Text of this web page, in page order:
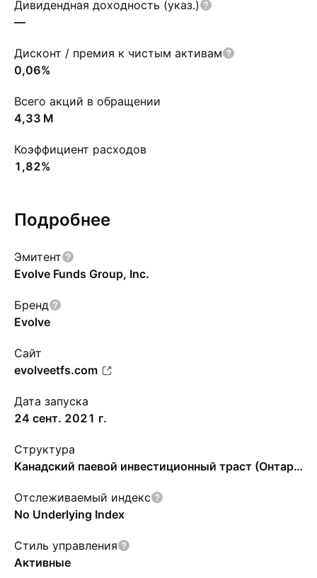
Дивидендная доходность (указ.)
—
Дисконт / премия к чистым активам
0,06%
Всего акций в обращении
‪4,33 M‬
Коэффициент расходов
1,82%
Подробнее
Эмитент
Evolve Funds Group, Inc.
Бренд
Evolve
Сайт
evolveetfs.com
Дата запуска
24 сент. 2021 г.
Структура
Канадский паевой инвестиционный траст (Онтарио)
Отслеживаемый индекс
No Underlying Index
Стиль управления
Активные